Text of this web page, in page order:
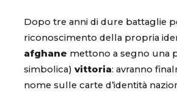
Dopo tre anni di dure battaglie
riconoscimento della propria
afghane mettono a segno una
simbolica) vittoria: avranno
nome sulle carte d’identità